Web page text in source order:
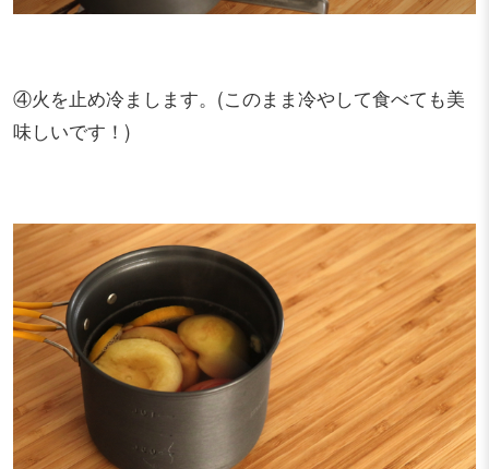
④火を止め冷まします。(このまま冷やして食べても美
味しいです！)